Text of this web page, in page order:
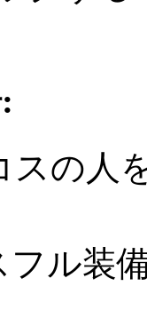
スの人
ル装